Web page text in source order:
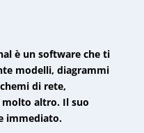
è un software che ti
modelli, diagrammi
di rete,
altro. Il suo
immediato.